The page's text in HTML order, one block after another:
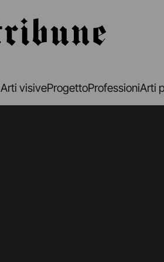
Arti visiveProgettoProfessioniArti